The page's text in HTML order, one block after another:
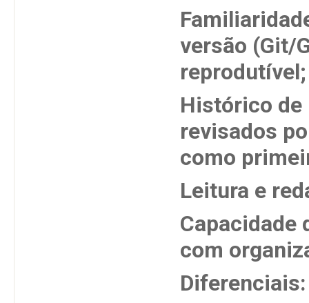
versão (Git/
reprodutível;
Histórico de
revisados
como
Leitura e
Capacidade
com
Diferenciais: